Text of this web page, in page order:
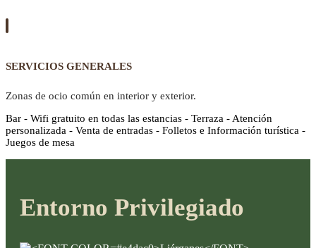
SERVICIOS GENERALES
Zonas de ocio común en interior y exterior.
Bar - Wifi gratuito en todas las estancias - Terraza - Atención
personalizada - Venta de entradas - Folletos e Información turística -
Juegos de mesa
Entorno Privilegiado